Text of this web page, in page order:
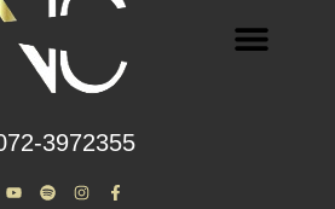
3972355